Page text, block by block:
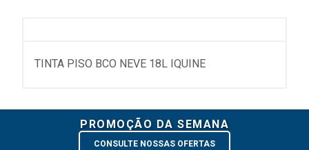
TINTA PISO BCO NEVE 18L IQUINE
PROMOÇÃO DA SEMANA
CONSULTE NOSSAS OFERTAS